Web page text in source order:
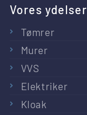
Vores ydelser
Tømrer
Murer
VVS
Elektriker
Kloak